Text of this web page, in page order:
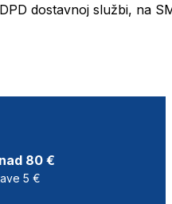
dostavnoj službi, na
80 €
5 €